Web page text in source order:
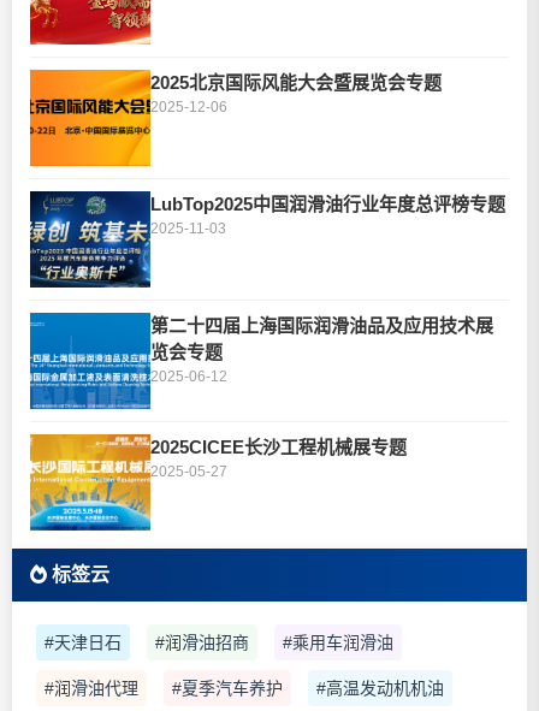
2025北京国际风能大会暨展览会专题
2025-12-06
LubTop2025中国润滑油行业年度总评榜专题
2025-11-03
第二十四届上海国际润滑油品及应用技术展
览会专题
2025-06-12
2025CICEE长沙工程机械展专题
2025-05-27
标签云
#天津日石 #润滑油招商 #乘用车润滑油
#润滑油代理 #夏季汽车养护 #高温发动机机油